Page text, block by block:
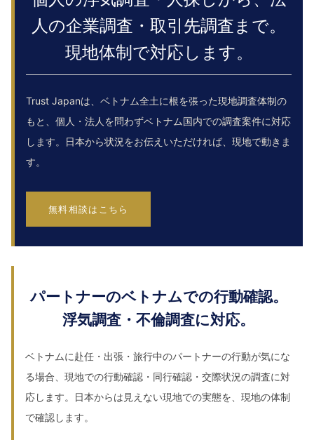
人の企業調査・取引先調査まで。
現地体制で対応します。
Trust Japanは、ベトナム全土に根を張った現地調査体制の
もと、個人・法人を問わずベトナム国内での調査案件に対応
します。日本から状況をお伝えいただければ、現地で動きま
す。
無料相談はこちら
パートナーのベトナムでの行動確認。
浮気調査・不倫調査に対応。
ベトナムに赴任・出張・旅行中のパートナーの行動が気にな
る場合、現地での行動確認・同行確認・交際状況の調査に対
応します。日本からは見えない現地での実態を、現地の体制
で確認します。